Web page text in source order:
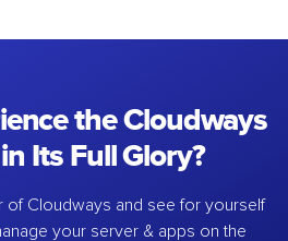
the Cloudways
Its Full Glory?
of Cloudways and see for yourself
your server & apps on the